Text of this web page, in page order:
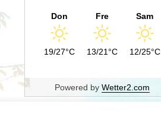
Don
19/27°C
Fre
13/21°C
Sam
12/25°C
Powered by Wetter2.com